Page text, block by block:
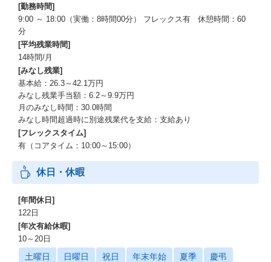
[勤務時間]
9:00 ～ 18:00（実働：8時間00分） フレックス有 休憩時間：60
分
[平均残業時間]
14時間/月
[みなし残業]
基本給：26.3～42.1万円
みなし残業手当額：6.2～9.9万円
月のみなし時間：30.0時間
みなし時間超過時に別途残業代を支給：支給あり
[フレックスタイム]
有（コアタイム：10:00～15:00）
休日・休暇
[年間休日]
122日
[年次有給休暇]
10～20日
土曜日 日曜日 祝日 年末年始 夏季 慶弔